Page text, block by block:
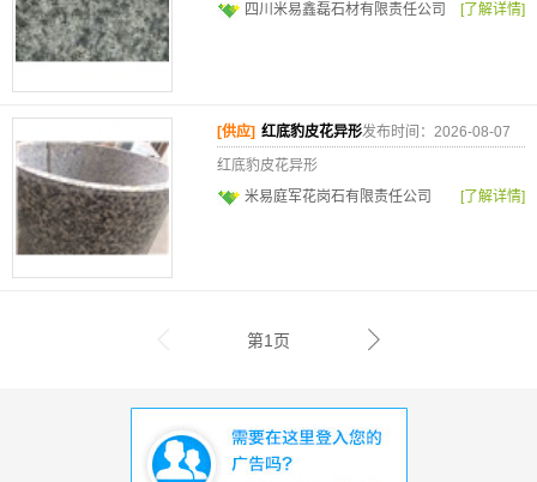
四川米易鑫磊石材有限责任公司
[了解详情]
[供应] 红底豹皮花异形发布时间：2026-08-07
红底豹皮花异形
米易庭军花岗石有限责任公司
[了解详情]
第1页